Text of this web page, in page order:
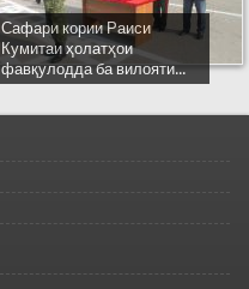
Сафари кории Раиси
Кумитаи ҳолатҳои
фавқулодда ба вилояти...